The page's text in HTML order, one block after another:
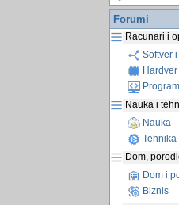
Forumi
Racunari i
Softver
Nauka i
Nauka
Tehnika
Dom,
Dom i
Biznis